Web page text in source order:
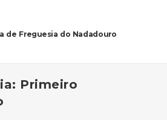
de Freguesia do Nadadouro
Primeiro